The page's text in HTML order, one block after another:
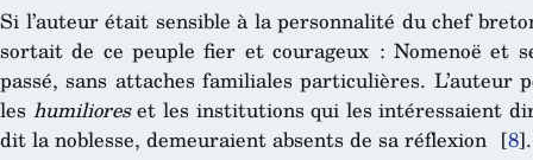
Si l’auteur était sensible à la personnalité du chef
sortait de ce peuple fier et courageux : Nomenoë et
passé, sans attaches familiales particulières.
les humilioreset les institutions qui les intéressaient
dit la noblesse, demeuraient absents de sa réflexion [8].